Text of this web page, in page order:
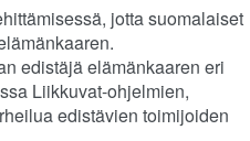
jotta suomalaiset
edistäjä elämänkaaren eri
Liikkuvat-ohjelmien,
edistävien toimijoiden